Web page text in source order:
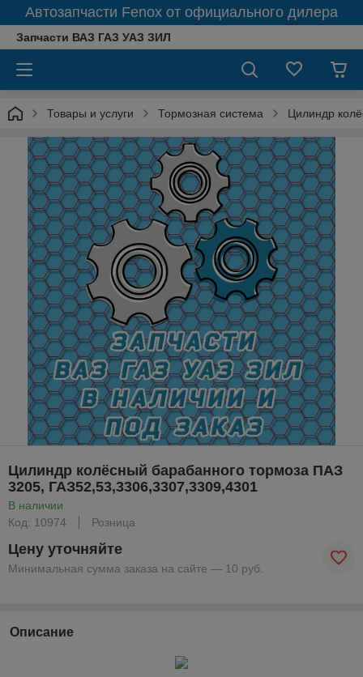
Автозапчасти Fenox от официального дилера
Запчасти ВАЗ ГАЗ УАЗ ЗИЛ
Товары и услуги Тормозная система Цилиндр
Цилиндр колёсный барабанного тормоза ПАЗ
3205, ГАЗ52,53,3306,3307,3309,4301
В наличии
Код: 10974
Розница
Цену уточняйте
Минимальная сумма заказа на сайте — 10 руб.
Описание